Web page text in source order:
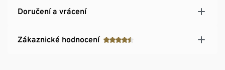
Doručení a vrácení
Zákaznické hodnocení